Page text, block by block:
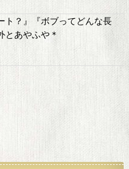
ト？』『ボブってどんな長
とあやふや＊